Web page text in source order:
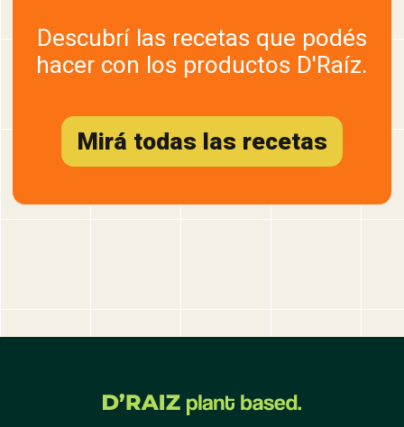
Descubrí las recetas que podés
hacer con los productos D'Raíz.
Mirá todas las recetas